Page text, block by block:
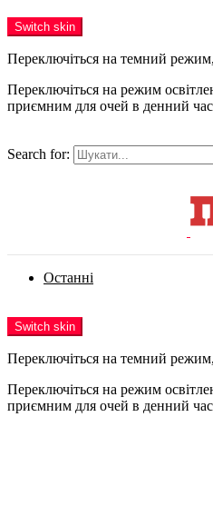
Switch skin
Переключіться на темний
Переключіться на режим
приємним для очей в денний
Search for:
Останні
Switch skin
Переключіться на темний
Переключіться на режим
приємним для очей в денний